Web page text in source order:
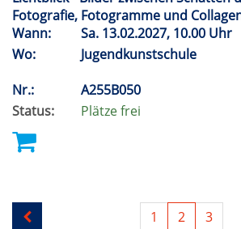
Fotografie, Fotogramme und
Wann:
Sa. 13.02.2027, 10.00 Uhr
Wo:
Jugendkunstschule
Nr.:
A255B050
Status:
Plätze frei
1 2 3